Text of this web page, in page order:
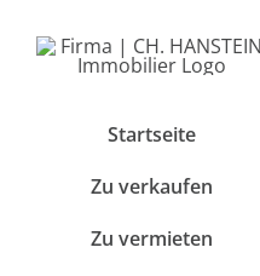
Inhalt
Startseite
Zu verkaufen
Zu vermieten